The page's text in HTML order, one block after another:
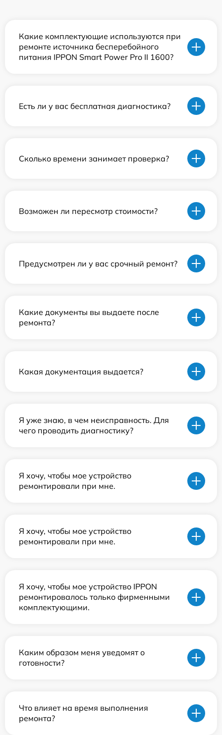
Какие комплектующие используются при
ремонте источника бесперебойного
питания IPPON Smart Power Pro II 1600?
Есть ли у вас бесплатная диагностика?
Сколько времени занимает проверка?
Возможен ли пересмотр стоимости?
Предусмотрен ли у вас срочный ремонт?
Какие документы вы выдаете после
ремонта?
Какая документация выдается?
Я уже знаю, в чем неисправность. Для
чего проводить диагностику?
Я хочу, чтобы мое устройство
ремонтировали при мне.
Я хочу, чтобы мое устройство
ремонтировали при мне.
Я хочу, чтобы мое устройство IPPON
ремонтировалось только фирменными
комплектующими.
Каким образом меня уведомят о
готовности?
Что влияет на время выполнения
ремонта?